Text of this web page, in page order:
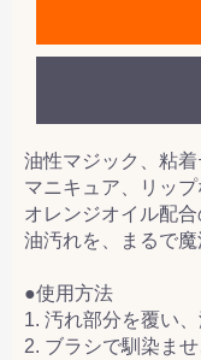
油性マジック、粘着
マニキュア、リッ
オレンジオイル配
油汚れを、まるで魔
●使用方法
1. 汚れ部分を覆い
2. ブラシで馴染ま